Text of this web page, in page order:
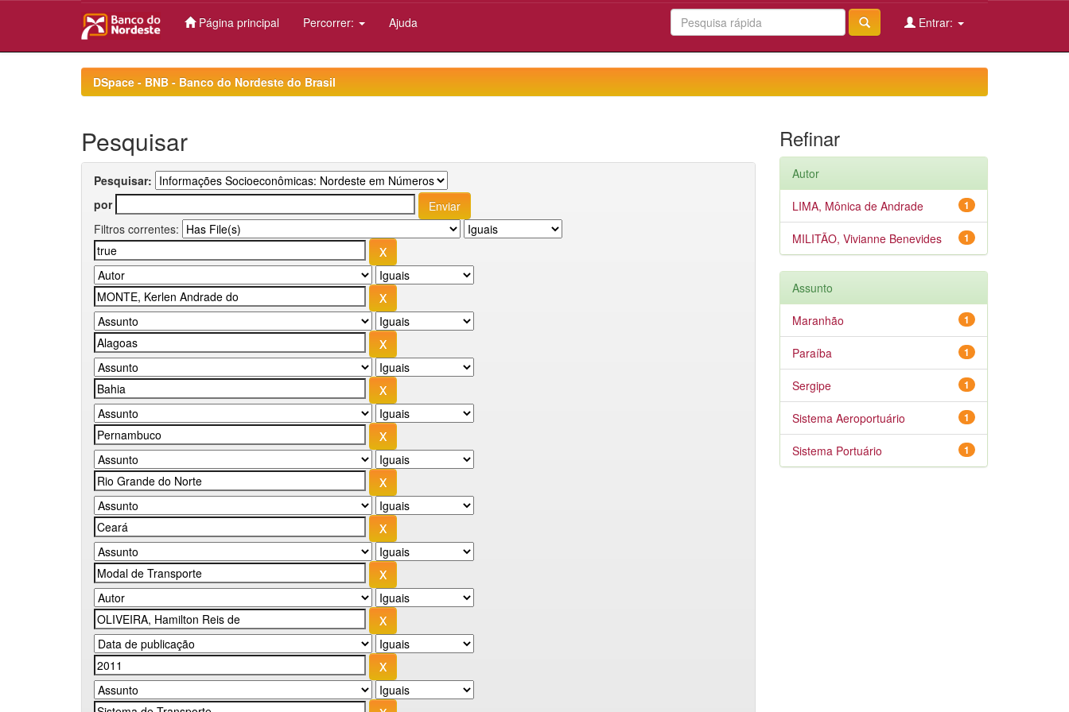
Página principal Percorrer: Ajuda Entrar:
DSpace - BNB - Banco do Nordeste do Brasil
Pesquisar
Pesquisar:
por
Filtros correntes:
Refinar
Autor
1
LIMA, Mônica de Andrade
1
MILITÃO, Vivianne Benevides
Assunto
1
Maranhão
1
Paraíba
1
Sergipe
1
Sistema Aeroportuário
1
Sistema Portuário